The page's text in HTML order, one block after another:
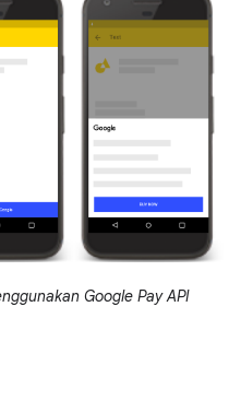
Google Pay API